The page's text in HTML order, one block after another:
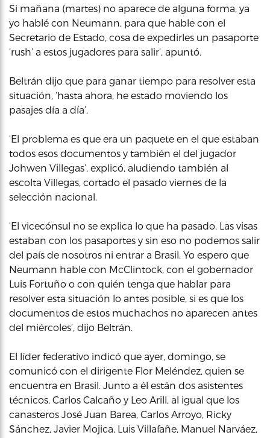
Si mañana (martes) no aparece de alguna forma, ya
yo hablé con Neumann, para que hable con el
Secretario de Estado, cosa de expedirles un pasaporte
‘rush’ a estos jugadores para salir’, apuntó.
Beltrán dijo que para ganar tiempo para resolver esta
situación, ‘hasta ahora, he estado moviendo los
pasajes día a día’.
‘El problema es que era un paquete en el que estaban
todos esos documentos y también el del jugador
Johwen Villegas’, explicó, aludiendo también al
escolta Villegas, cortado el pasado viernes de la
selección nacional.
‘El vicecónsul no se explica lo que ha pasado. Las visas
estaban con los pasaportes y sin eso no podemos salir
del país de nosotros ni entrar a Brasil. Yo espero que
Neumann hable con McClintock, con el gobernador
Luis Fortuño o con quién tenga que hablar para
resolver esta situación lo antes posible, si es que los
documentos de estos muchachos no aparecen antes
del miércoles’, dijo Beltrán.
El líder federativo indicó que ayer, domingo, se
comunicó con el dirigente Flor Meléndez, quien se
encuentra en Brasil. Junto a él están dos asistentes
técnicos, Carlos Calcaño y Leo Arill, al igual que los
canasteros José Juan Barea, Carlos Arroyo, Ricky
Sánchez, Javier Mojica, Luis Villafañe, Manuel Narváez,